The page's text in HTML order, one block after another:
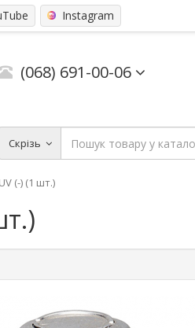
Instagram
(068) 691-00-06
Скрізь
(-) (1 шт.)